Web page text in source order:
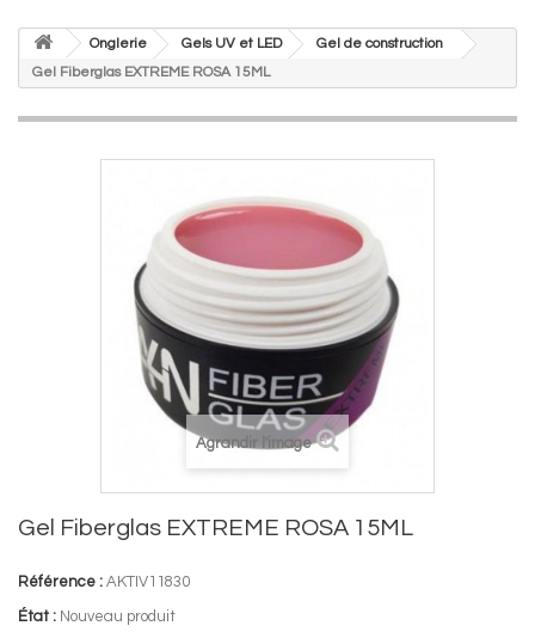
Onglerie Gels UV et LED
Gel de construction
Gel Fiberglas EXTREME ROSA 15ML
Agrandir l'image
Gel Fiberglas EXTREME ROSA 15ML
Référence : AKTIV11830
État : Nouveau produit